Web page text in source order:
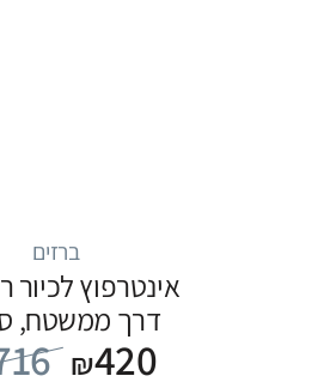
ברזים
דרך ממשטח,
FLOW: כרום
₪420